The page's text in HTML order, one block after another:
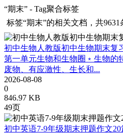
“期末” - Tag聚合标签
标签“期末”的相关文档，共9631
初中生物人教版初中生物期末复
第一单元生物和生物圈﹡生物的
废物、有应激性、生长和...
2026-08-08
0
846.97 KB
49页
初中英语7-9年级期末押题作文